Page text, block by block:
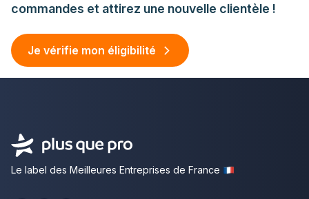
commandes et attirez une nouvelle clientèle !
Je vérifie mon éligibilité
Le label des Meilleures Entreprises de France